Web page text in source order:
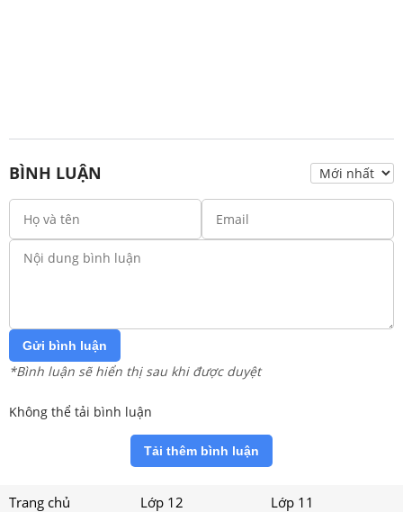
BÌNH LUẬN
Gửi bình luận
*Bình luận sẽ hiển thị sau khi được duyệt
Không thể tải bình luận
Tải thêm bình luận
Trang chủ Lớp 12
Lớp 11